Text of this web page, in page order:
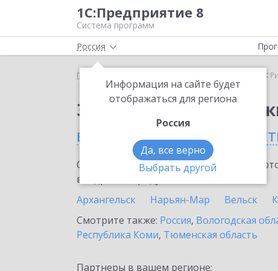
1С:Предприятие 8
Система программ
Россия
Информация на сайте будет
отображаться для региона
Россия
Да, все верно
Выбрать другой
Главная 1СПАРК
Заказать 1СПАРК
в Архангельской
Ознакомьтесь с информационными
внедрение продукта.
Архангельск
Нарьян-Мар Вельск
Смотрите также: Россия, Вологодская
Республика Коми, Тюменская область
Партнеры в вашем регионе: